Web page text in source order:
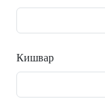
Кишвар